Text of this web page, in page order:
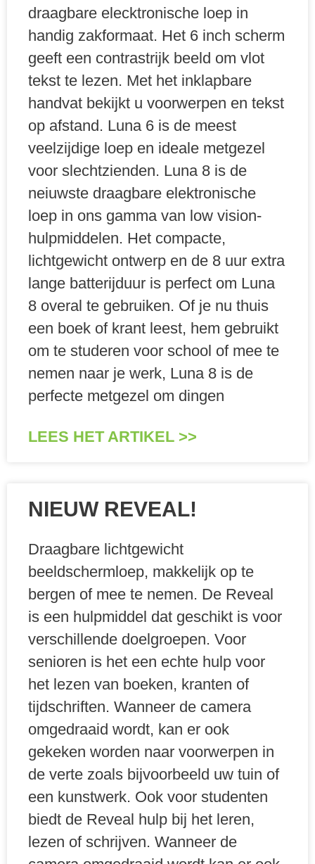
draagbare elecktronische loep in
handig zakformaat. Het 6 inch scherm
geeft een contrastrijk beeld om vlot
tekst te lezen. Met het inklapbare
handvat bekijkt u voorwerpen en tekst
op afstand. Luna 6 is de meest
veelzijdige loep en ideale metgezel
voor slechtzienden. Luna 8 is de
neiuwste draagbare elektronische
loep in ons gamma van low vision-
hulpmiddelen. Het compacte,
lichtgewicht ontwerp en de 8 uur extra
lange batterijduur is perfect om Luna
8 overal te gebruiken. Of je nu thuis
een boek of krant leest, hem gebruikt
om te studeren voor school of mee te
nemen naar je werk, Luna 8 is de
perfecte metgezel om dingen
LEES HET ARTIKEL >>
NIEUW REVEAL!
Draagbare lichtgewicht
beeldschermloep, makkelijk op te
bergen of mee te nemen. De Reveal
is een hulpmiddel dat geschikt is voor
verschillende doelgroepen. Voor
senioren is het een echte hulp voor
het lezen van boeken, kranten of
tijdschriften. Wanneer de camera
omgedraaid wordt, kan er ook
gekeken worden naar voorwerpen in
de verte zoals bijvoorbeeld uw tuin of
een kunstwerk. Ook voor studenten
biedt de Reveal hulp bij het leren,
lezen of schrijven. Wanneer de